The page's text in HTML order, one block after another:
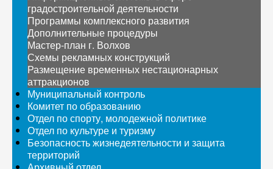
градостроительной деятельности
Программы комплексного развития
Дополнительные процедуры
Мастер-план г. Волхов
Схемы рекламных конструкций
Размещение временных нестационарных
аттракционов
Муниципальный контроль
Комитет по образованию
Отдел по спорту, молодежной политике
Отдел по культуре и туризму
Безопасность жизнедеятельности и защита
территорий